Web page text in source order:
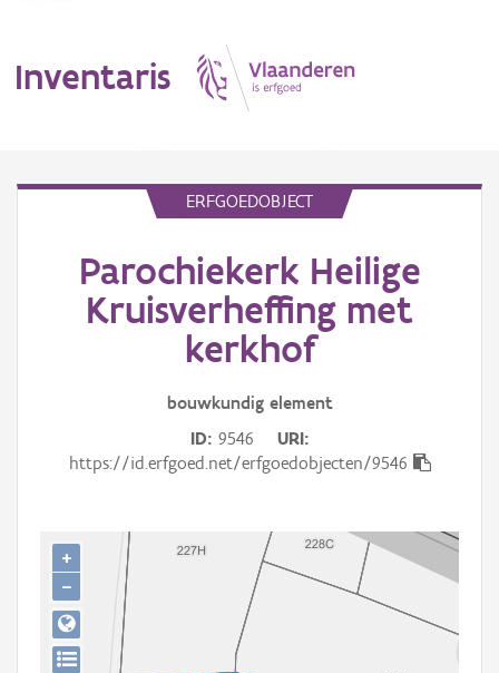
Inventaris
Erfgoedobject
Aanduidingsobject
Gebeurtenis
Downloads
Hergebruik
Aanmelden
ERFGOEDOBJECT
Parochiekerk Heilige
Kruisverheffing met
kerkhof
bouwkundig element
ID 9546
URI
https://id.erfgoed.net/erfgoedobjecten/9546
+
−